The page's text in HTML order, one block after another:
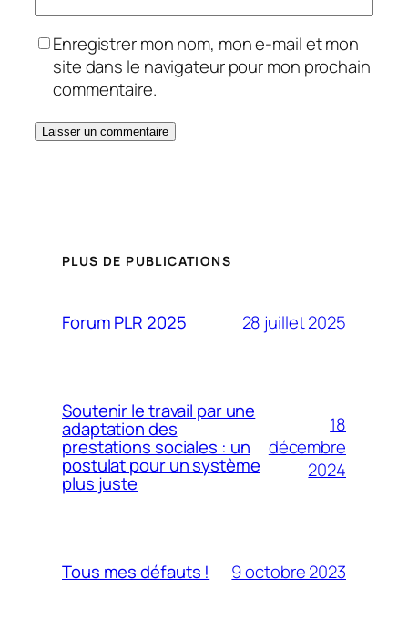
Enregistrer mon nom, mon e-mail et mon
site dans le navigateur pour mon prochain
commentaire.
PLUS DE PUBLICATIONS
Forum PLR 2025 28 juillet 2025
Soutenir le travail par une
adaptation des
prestations sociales : un
postulat pour un système
plus juste
18
décembre
2024
Tous mes défauts ! 9 octobre 2023